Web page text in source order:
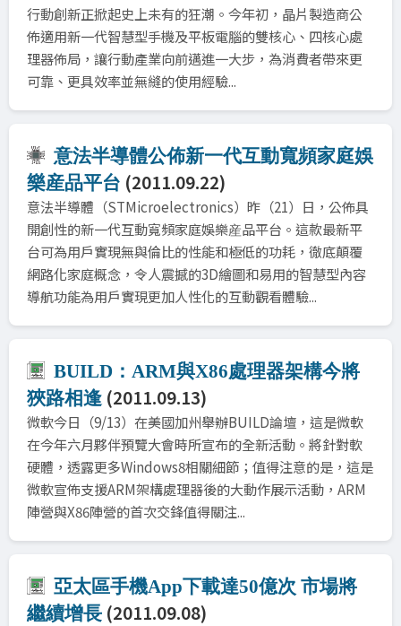
行動創新正掀起史上未有的狂潮。今年初，晶片製造商公
佈適用新一代智慧型手機及平板電腦的雙核心、四核心處
理器佈局，讓行動產業向前邁進一大步，為消費者帶來更
可靠、更具效率並無縫的使用經驗...
意法半導體公佈新一代互動寬頻家庭娛
樂産品平台 (2011.09.22)
意法半導體（STMicroelectronics）昨（21）日，公佈具
開創性的新一代互動寬頻家庭娛樂産品平台。這款最新平
台可為用戶實現無與倫比的性能和極低的功耗，徹底顛覆
網路化家庭概念，令人震撼的3D繪圖和易用的智慧型內容
導航功能為用戶實現更加人性化的互動觀看體驗...
BUILD：ARM與X86處理器架構今將
狹路相逢(2011.09.13)
微軟今日（9/13）在美國加州舉辦BUILD論壇，這是微軟
在今年六月夥伴預覽大會時所宣布的全新活動。將針對軟
硬體，透露更多Windows8相關細節；值得注意的是，這是
微軟宣佈支援ARM架構處理器後的大動作展示活動，ARM
陣營與X86陣營的首次交鋒值得關注...
亞太區手機App下載達50億次 市場將
繼續增長 (2011.09.08)